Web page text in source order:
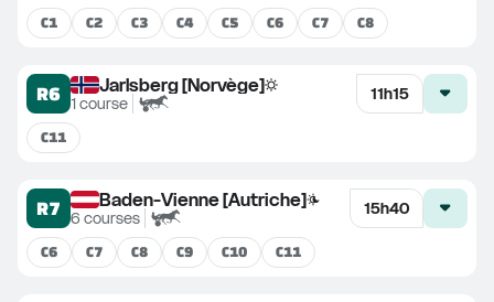
C1 C2 C3 C4 C5 C6 C7 C8
R6 Jarlsberg [Norvège]
1course 11h15
C11
R7 Baden-Vienne [Autriche]
6 courses 15h40
C6 C7 C8 C9 C10 C11